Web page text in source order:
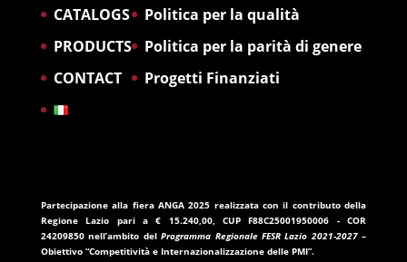
CATALOGS
PRODUCTS
CONTACT
Politica per la qualità
Politica per la parità di genere
Progetti Finanziati
Partecipazione alla fiera ANGA 2025 realizzata con il contributo della
Regione Lazio pari a€ 15.240,00, CUPF88C25001950006 - COR
24209850nell’ambito delProgramma Regionale FESR Lazio 2021-2027–
Obiettivo “Competitività e Internazionalizzazione delle PMI”.